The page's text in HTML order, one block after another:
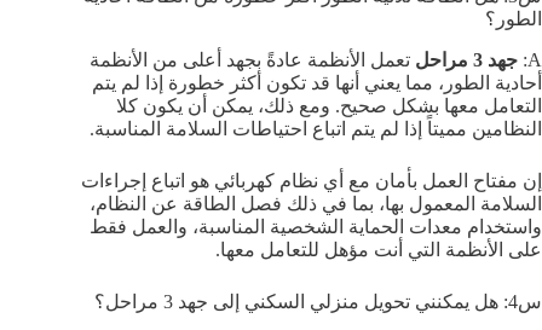
الطور؟
A: جهد 3 مراحل
تعمل الأنظمة عادةً بجهد أعلى من الأنظمة
أحادية الطور، مما يعني أنها قد تكون أكثر خطورة إذا لم يتم
التعامل معها بشكل صحيح. ومع ذلك، يمكن أن يكون كلا
النظامين مميتاً إذا لم يتم اتباع احتياطات السلامة المناسبة.
إن مفتاح العمل بأمان مع أي نظام كهربائي هو اتباع إجراءات
السلامة المعمول بها، بما في ذلك فصل الطاقة عن النظام،
واستخدام معدات الحماية الشخصية المناسبة، والعمل فقط
على الأنظمة التي أنت مؤهل للتعامل معها.
س4: هل يمكنني تحويل منزلي السكني إلى جهد 3 مراحل؟